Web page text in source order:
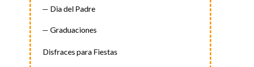
Dia del Padre
Graduaciones
Disfraces para Fiestas